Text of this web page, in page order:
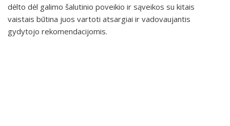
dėlto dėl galimo šalutinio poveikio ir sąveikos su kitais
vaistais būtina juos vartoti atsargiai ir vadovaujantis
gydytojo rekomendacijomis.